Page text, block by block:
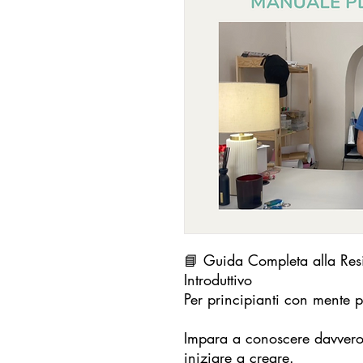
📘 Guida Completa alla
Introduttivo
Per principianti con mente
Impara a conoscere
iniziare a creare.